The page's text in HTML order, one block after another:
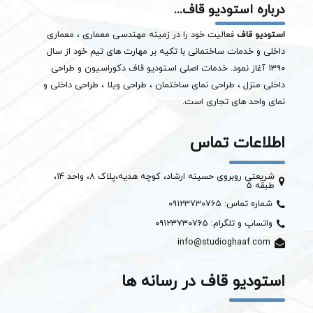
درباره استودیو قاف...
استودیو قاف فعالیت خود را در زمینه مهندسی معماری ، معماری
داخلی و خدمات ساختمانی با تکیه بر مهارت های تیم خود از سال
۱۳۹۰ آغاز نمود. خدمات اصلی استودیو قاف دکوراسیون و طراحی
داخلی منزل ، طراحی نمای ساختمان ، طراحی ویلا ، طراحی داخلی و
نمای واحد های تجاری است.
اطلاعات تماس
شریعتی روبروی حسینه ارشاد، کوچه هدیه،پلاک ۸، واحد ۱۴،
طبقه ۵
شماره تماس: ۰۹۱۲۳۷۳۰۷۶۵
واتساپ و تلگرام: ۰۹۱۲۳۷۳۰۷۶۵
info@studioghaaf.com
استودیو قاف در رسانه ها